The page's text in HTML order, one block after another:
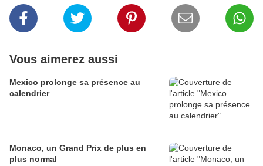
Vous aimerez aussi
Mexico prolonge sa présence au
calendrier
Monaco, un Grand Prix de plus en
plus normal